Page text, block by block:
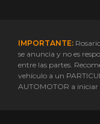
IMPORTANTE:
se anuncia y no es
entre las partes.
vehículo a un
AUTOMOTOR a iniciar